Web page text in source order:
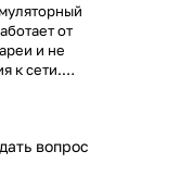
от
и не
к сети.
20 минут.
вопрос